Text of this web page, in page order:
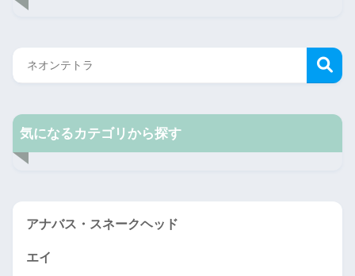
気になるカテゴリから探す
アナバス・スネークヘッド
エイ